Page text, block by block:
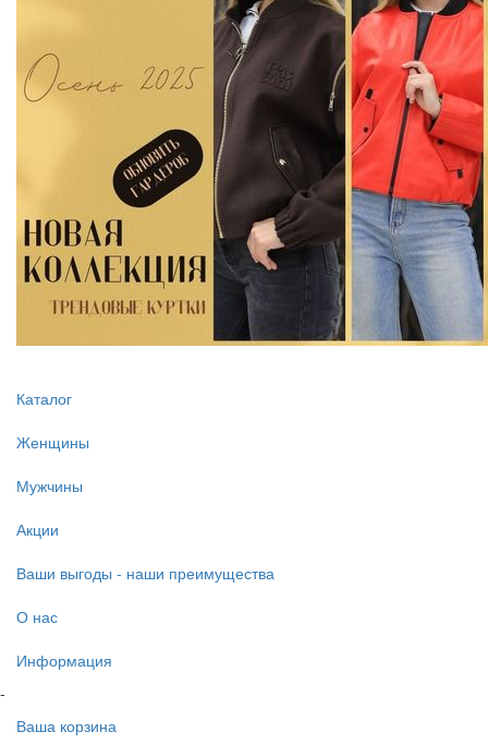
Каталог
Женщины
Мужчины
Акции
Ваши выгоды - наши преимущества
О нас
Информация
-
Ваша корзина